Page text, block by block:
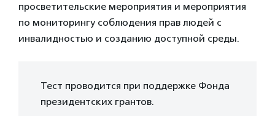
просветительские мероприятия и мероприятия
по мониторингу соблюдения прав людей с
инвалидностью и созданию доступной среды.
Тест проводится при поддержке Фонда
президентских грантов.